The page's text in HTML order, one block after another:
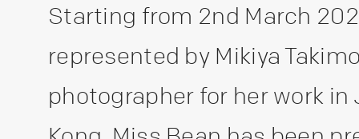
Starting from 2nd March
represented by Mikiya
photographer for her work